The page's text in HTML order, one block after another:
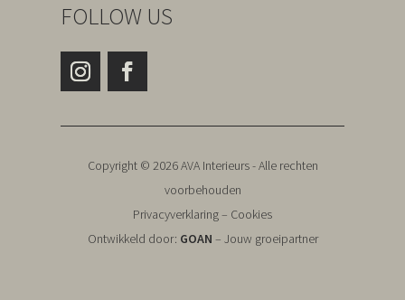
FOLLOW US
Copyright © 2026 AVA Interieurs - Alle rechten
voorbehouden
Privacyverklaring – Cookies
Ontwikkeld door: GOAN – Jouw groeipartner